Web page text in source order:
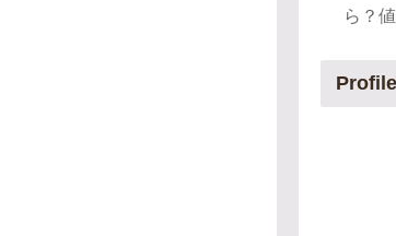
ら？
Profile